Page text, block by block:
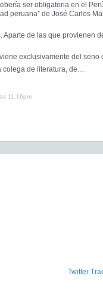
ser obligatoria en el
peruana” de José Carlos
Aparte de las que provienen
exclusivamente del seno
colega de literatura, de…
11:16pm
Twitter